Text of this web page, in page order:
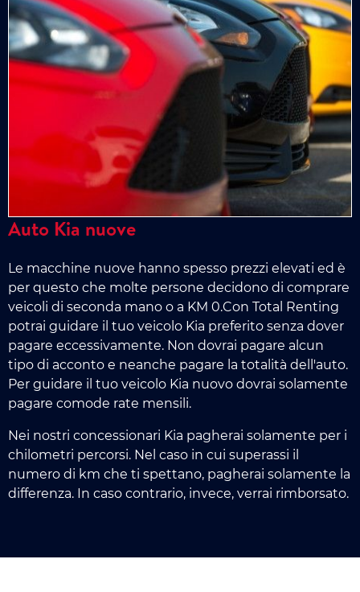
Auto Kia nuove
Le macchine nuove hanno spesso prezzi elevati ed è
per questo che molte persone decidono di comprare
veicoli di seconda mano o a KM 0.Con Total Renting
potrai guidare il tuo veicolo Kia preferito senza dover
pagare eccessivamente. Non dovrai pagare alcun
tipo di acconto e neanche pagare la totalità dell'auto.
Per guidare il tuo veicolo Kia nuovo dovrai solamente
pagare comode rate mensili.
Nei nostri concessionari Kia pagherai solamente per i
chilometri percorsi. Nel caso in cui superassi il
numero di km che ti spettano, pagherai solamente la
differenza. In caso contrario, invece, verrai rimborsato.